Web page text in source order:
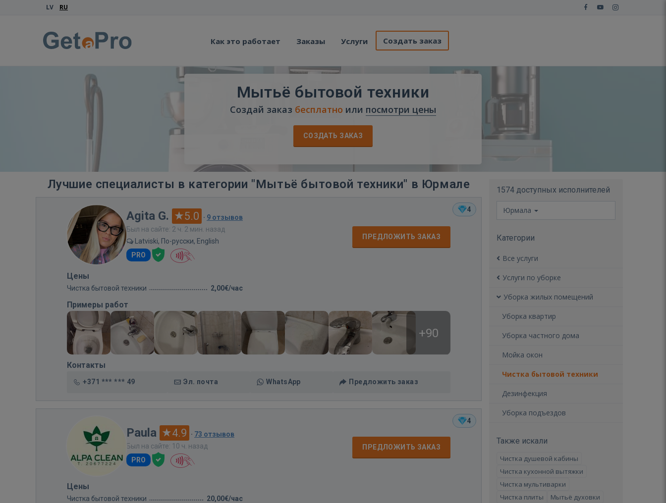
LV RU
Как это работает Заказы Услуги Создать заказ
Мытьё бытовой техники
Создай заказ бесплатно или посмотри цены
СОЗДАТЬ ЗАКАЗ
Лучшие специалисты в категории "Мытьё бытовой техники" в Юрмале
4
Agita G. 5.0 · 9 отзывов
Был на сайте: 2 ч. 2 мин. назад
Latviski, По-русски, English
PRO
ПРЕДЛОЖИТЬ ЗАКАЗ
Цены
Чистка бытовой техники 2,00€/час
Примеры работ
+90
Контакты
+371 *** *** 49 Эл. почта WhatsApp Предложить заказ
4
Paula 4.9 · 73 отзывов
Был на сайте: 10 ч. назад
PRO
ПРЕДЛОЖИТЬ ЗАКАЗ
Цены
Чистка бытовой техники 20,00€/час
1574 доступных исполнителей
Юрмала
Категории
Все услуги
Услуги по уборке
Уборка жилых помещений
Уборка квартир
Уборка частного дома
Мойка окон
Чистка бытовой техники
Дезинфекция
Уборка подъездов
Также искали
Чистка душевой кабины
Чистка кухонной вытяжки
Чистка мультиварки
Чистка плиты
Мытьё духовки